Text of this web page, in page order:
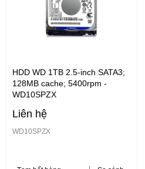
HDD WD 1TB 2.5-inch SATA3;
128MB cache; 5400rpm -
WD10SPZX
Liên hệ
WD10SPZX